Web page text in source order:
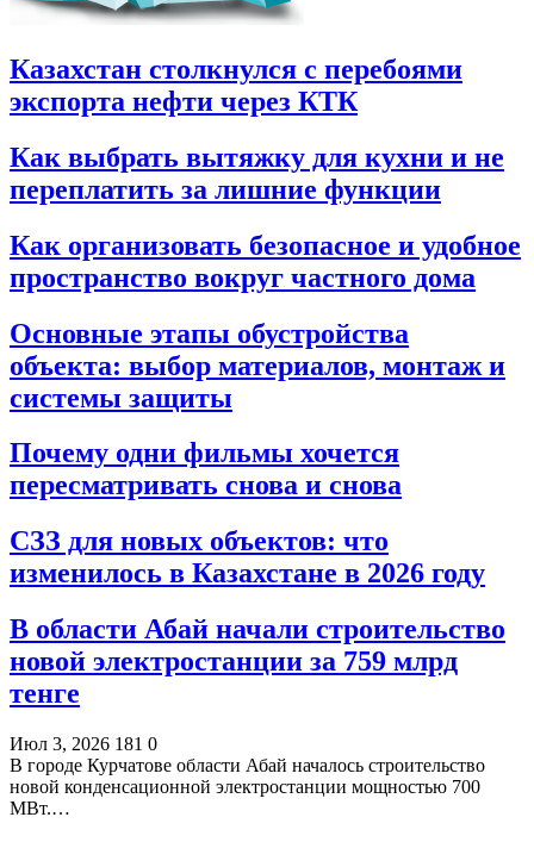
Казахстан столкнулся с перебоями
экспорта нефти через КТК
Как выбрать вытяжку для кухни и не
переплатить за лишние функции
Как организовать безопасное и удобное
пространство вокруг частного дома
Основные этапы обустройства
объекта: выбор материалов, монтаж и
системы защиты
Почему одни фильмы хочется
пересматривать снова и снова
СЗЗ для новых объектов: что
изменилось в Казахстане в 2026 году
В области Абай начали строительство
новой электростанции за 759 млрд
тенге
Июл 3, 2026 181 0
В городе Курчатове области Абай началось строительство
новой конденсационной электростанции мощностью 700
МВт.…